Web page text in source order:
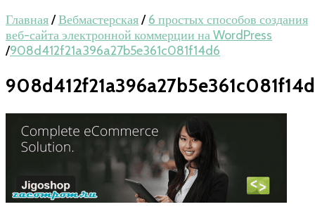
Главная/Вебмастерская/ 6 простых способов создания
веб-сайта электронной коммерции на WordPress
/908d412f21a396a27b5e361c081f14d6